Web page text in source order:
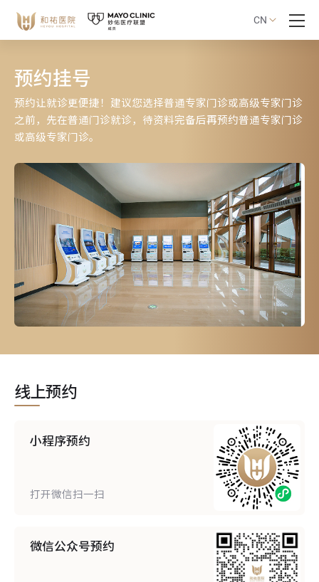
CN
预约挂号
预约让就诊更便捷！建议您选择普通专家门诊或高级专家门诊
之前，先在普通门诊就诊，待资料完备后再预约普通专家门诊
或高级专家门诊。
线上预约
小程序预约
打开微信扫一扫
微信公众号预约